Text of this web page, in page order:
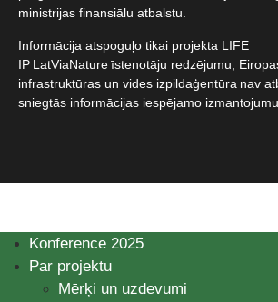
ministrijas finansiālu atbalstu.​
Informācija atspoguļo tikai projekta LIFE
IP LatViaNature īstenotāju redzējumu,
infrastruktūras un vides izpildaģentūra nav
sniegtās informācijas iespējamo izmantojumu.​
Konference 2025
Par projektu
Mērķi un uzdevumi